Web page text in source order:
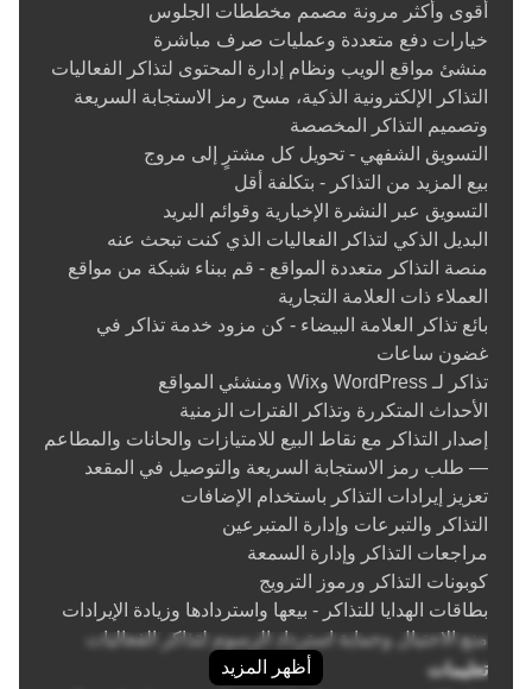
أقوى وأكثر مرونة مصمم مخططات الجلوس
خيارات دفع متعددة وعمليات صرف مباشرة
منشئ مواقع الويب ونظام إدارة المحتوى لتذاكر الفعاليات
التذاكر الإلكترونية الذكية، مسح رمز الاستجابة السريعة
وتصميم التذاكر المخصصة
التسويق الشفهي - تحويل كل مشترٍ إلى مروج
بيع المزيد من التذاكر - بتكلفة أقل
التسويق عبر النشرة الإخبارية وقوائم البريد
البديل الذكي لتذاكر الفعاليات الذي كنت تبحث عنه
منصة التذاكر متعددة المواقع - قم ببناء شبكة من مواقع
العملاء ذات العلامة التجارية
بائع تذاكر العلامة البيضاء - كن مزود خدمة تذاكر في
غضون ساعات
تذاكر لـ WordPress وWix ومنشئي المواقع
الأحداث المتكررة وتذاكر الفترات الزمنية
إصدار التذاكر مع نقاط البيع للامتيازات والحانات والمطاعم
— طلب رمز الاستجابة السريعة والتوصيل في المقعد
تعزيز إيرادات التذاكر باستخدام الإضافات
التذاكر والتبرعات وإدارة المتبرعين
مراجعات التذاكر وإدارة السمعة
كوبونات التذاكر ورموز الترويج
بطاقات الهدايا للتذاكر - بيعها واستردادها وزيادة الإيرادات
منع الاحتيال وحماية استرداد الرسوم لتذاكر الفعاليات
تعليمات
أظهر المزيد